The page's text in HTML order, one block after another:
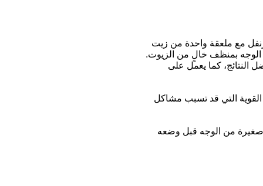
ثم خلط 3 إلى 5 قطرات من زيت القرنفل مع ملعقة واحدة من زيت
الوجه بمنظف خالٍ من الزيوت.
أفضل النتائج، كما يعمل على
القوية التي قد تسبب مشاكل
صغيرة من الوجه قبل وضعه